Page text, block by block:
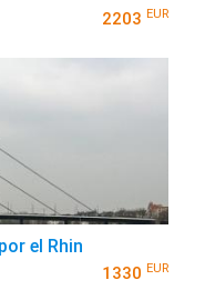
2203 EUR
el Rhin
1330 EUR